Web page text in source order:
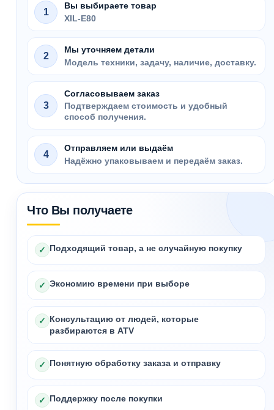
1
Вы выбираете товар
XIL-E80
2
Мы уточняем детали
Модель техники, задачу, наличие, доставку.
3
Согласовываем заказ
Подтверждаем стоимость и удобный
способ получения.
4
Отправляем или выдаём
Надёжно упаковываем и передаём заказ.
Что Вы получаете
✓ Подходящий товар, а не случайную покупку
✓ Экономию времени при выборе
✓ Консультацию от людей, которые
разбираются в ATV
✓ Понятную обработку заказа и отправку
✓ Поддержку после покупки